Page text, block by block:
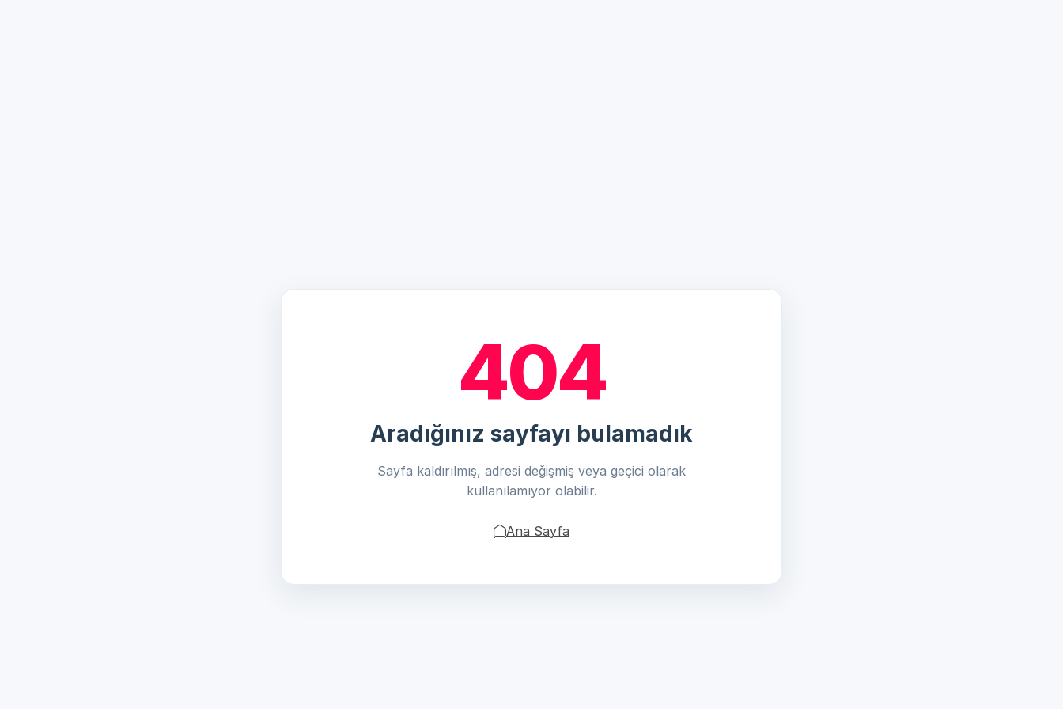
404
Aradığınız sayfayı bulamadık
Sayfa kaldırılmış, adresi değişmiş veya geçici olarak
kullanılamıyor olabilir.
Ana Sayfa